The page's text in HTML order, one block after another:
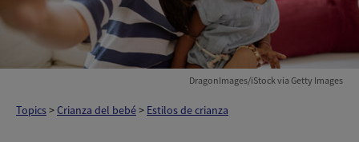
DragonImages/iStock via Getty Images
Topics>Crianza del bebé> Estilos de crianza